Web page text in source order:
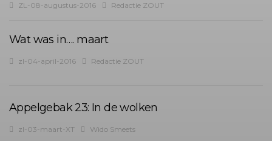
ZL-08-augustus-2016 Redactie ZOUT
Wat was in…. maart
zl-04-april-2016 Redactie ZOUT
Appelgebak 23: In de wolken
zl-03-maart-XT Wido Smeets